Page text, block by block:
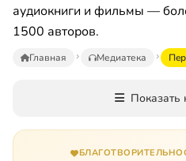
аудиокниги и фильмы —
1500 авторов.
Главная Медиатека
Показать